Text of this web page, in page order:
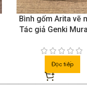
Đĩa gốm Arita vẽ
đơn và chim
Đọc tiếp